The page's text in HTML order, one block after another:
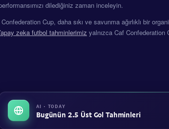
dilediğiniz zaman inceleyin.
Cup, daha sıkı ve savunma ağırlıklı bir
zeka futbol tahminlerimiz yalnızca Caf Confederation
AI · TODAY
Bugünün 2.5 Üst Gol Tahminleri